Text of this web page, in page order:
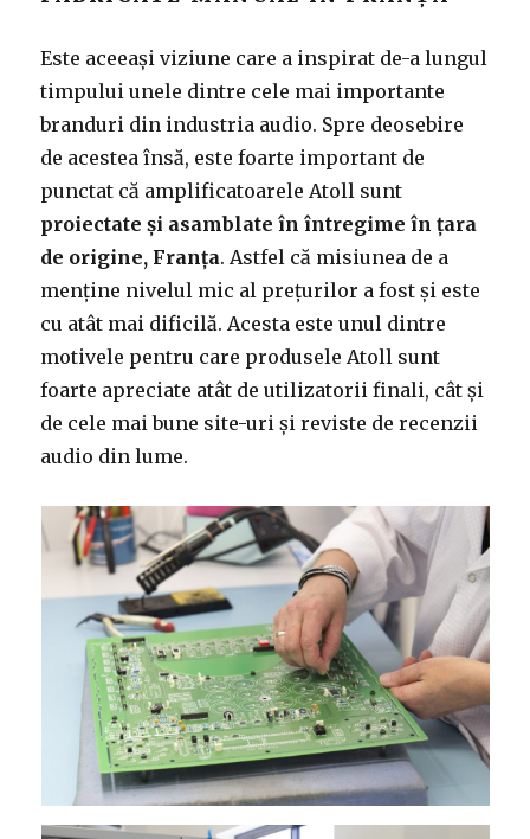
Este aceeași viziune care a inspirat de-a lungul
timpului unele dintre cele mai importante
branduri din industria audio. Spre deosebire
de acestea însă, este foarte important de
punctat că amplificatoarele Atoll sunt
proiectate și asamblate în întregime în țara
de origine, Franța. Astfel că misiunea de a
menține nivelul mic al prețurilor a fost și este
cu atât mai dificilă. Acesta este unul dintre
motivele pentru care produsele Atoll sunt
foarte apreciate atât de utilizatorii finali, cât și
de cele mai bune site-uri și reviste de recenzii
audio din lume.